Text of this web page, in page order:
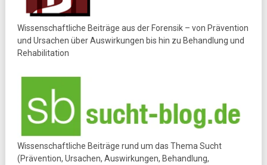
Wissenschaftliche Beiträge aus der Forensik – von Prävention
und Ursachen über Auswirkungen bis hin zu Behandlung und
Rehabilitation
Wissenschaftliche Beiträge rund um das Thema Sucht
(Prävention, Ursachen, Auswirkungen, Behandlung,